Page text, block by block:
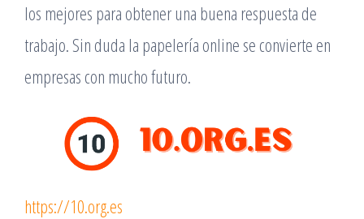
los mejores para obtener una buena respuesta de
trabajo. Sin duda la papelería online se convierte en
empresas con mucho futuro.
https://10.org.es